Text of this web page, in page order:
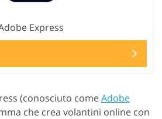
Express
(conosciuto comeAdobe
che crea volantini online con